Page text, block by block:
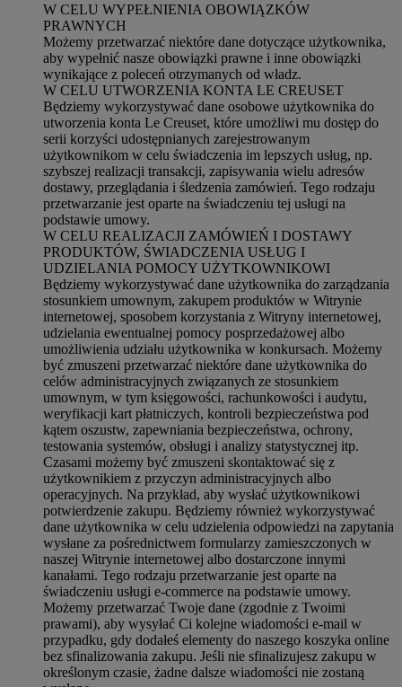
W CELU WYPEŁNIENIA OBOWIĄZKÓW
PRAWNYCH
Możemy przetwarzać niektóre dane dotyczące użytkownika,
aby wypełnić nasze obowiązki prawne i inne obowiązki
wynikające z poleceń otrzymanych od władz.
W CELU UTWORZENIA KONTA LE CREUSET
Będziemy wykorzystywać dane osobowe użytkownika do
utworzenia konta Le Creuset, które umożliwi mu dostęp do
serii korzyści udostępnianych zarejestrowanym
użytkownikom w celu świadczenia im lepszych usług, np.
szybszej realizacji transakcji, zapisywania wielu adresów
dostawy, przeglądania i śledzenia zamówień. Tego rodzaju
przetwarzanie jest oparte na świadczeniu tej usługi na
podstawie umowy.
W CELU REALIZACJI ZAMÓWIEŃ I DOSTAWY
PRODUKTÓW, ŚWIADCZENIA USŁUG I
UDZIELANIA POMOCY UŻYTKOWNIKOWI
Będziemy wykorzystywać dane użytkownika do zarządzania
stosunkiem umownym, zakupem produktów w Witrynie
internetowej, sposobem korzystania z Witryny internetowej,
udzielania ewentualnej pomocy posprzedażowej albo
umożliwienia udziału użytkownika w konkursach. Możemy
być zmuszeni przetwarzać niektóre dane użytkownika do
celów administracyjnych związanych ze stosunkiem
umownym, w tym księgowości, rachunkowości i audytu,
weryfikacji kart płatniczych, kontroli bezpieczeństwa pod
kątem oszustw, zapewniania bezpieczeństwa, ochrony,
testowania systemów, obsługi i analizy statystycznej itp.
Czasami możemy być zmuszeni skontaktować się z
użytkownikiem z przyczyn administracyjnych albo
operacyjnych. Na przykład, aby wysłać użytkownikowi
potwierdzenie zakupu. Będziemy również wykorzystywać
dane użytkownika w celu udzielenia odpowiedzi na zapytania
wysłane za pośrednictwem formularzy zamieszczonych w
naszej Witrynie internetowej albo dostarczone innymi
kanałami. Tego rodzaju przetwarzanie jest oparte na
świadczeniu usługi e-commerce na podstawie umowy.
Możemy przetwarzać Twoje dane (zgodnie z Twoimi
prawami), aby wysyłać Ci kolejne wiadomości e-mail w
przypadku, gdy dodałeś elementy do naszego koszyka online
bez sfinalizowania zakupu. Jeśli nie sfinalizujesz zakupu w
określonym czasie, żadne dalsze wiadomości nie zostaną